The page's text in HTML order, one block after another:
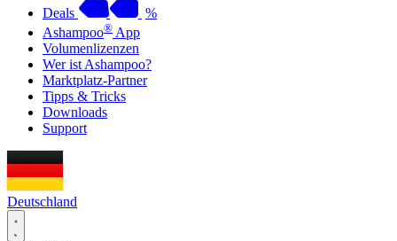
Deals
%
Ashampoo® App
Volumenlizenzen
Wer ist Ashampoo?
Marktplatz-Partner
Tipps & Tricks
Downloads
Support
Deutschland